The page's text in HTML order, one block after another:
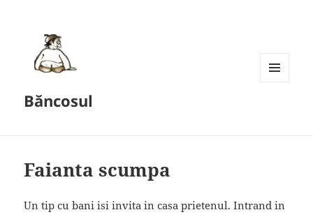
Băncosul
Faianta scumpa
Un tip cu bani isi invita in casa prietenul. Intrand in